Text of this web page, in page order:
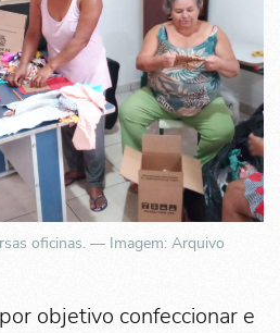
oficinas. — Imagem: Arquivo
objetivo confeccionar e